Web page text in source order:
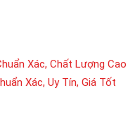
Xác, Chất Lượng Cao
Xác, Uy Tín, Giá Tốt